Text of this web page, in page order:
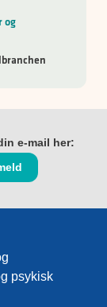
og
e-mail her:
psykisk